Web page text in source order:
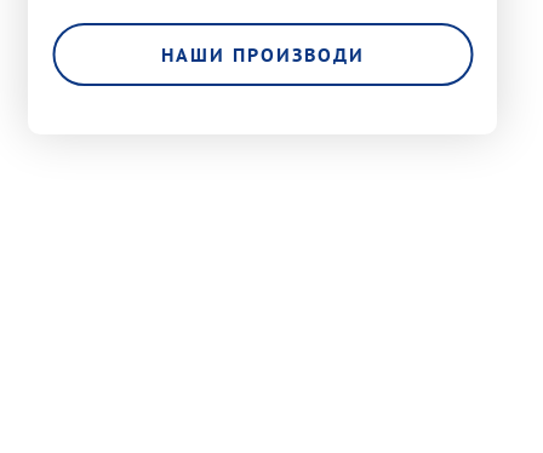
НАШИ ПРОИЗВОДИ